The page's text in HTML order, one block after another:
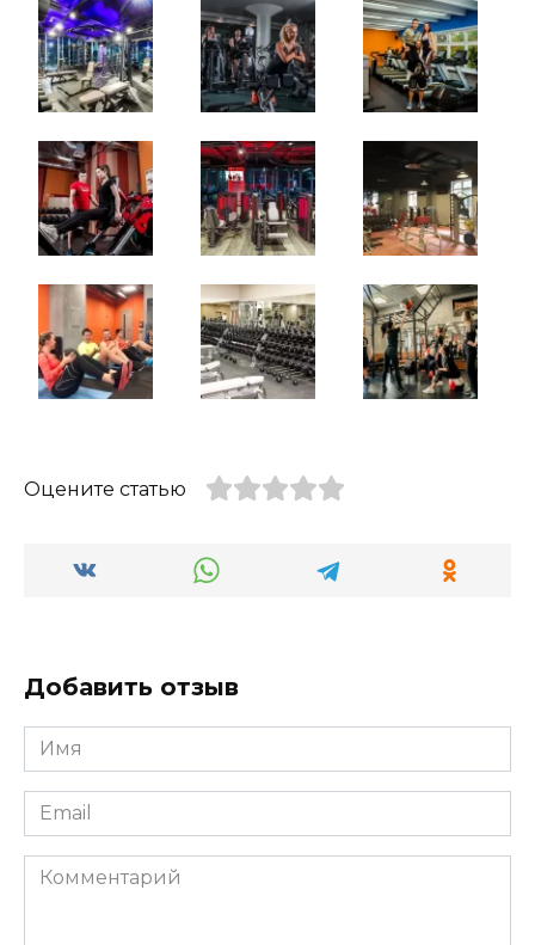
Оцените статью
Добавить отзыв
Имя
*
Email
*
Комментарий